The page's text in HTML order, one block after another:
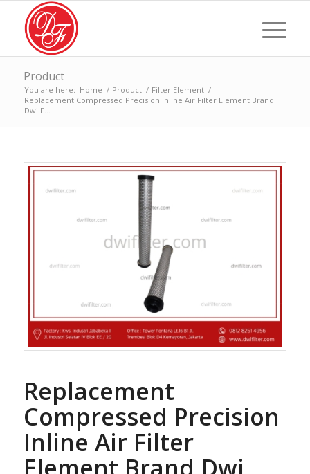
Product
You are here: Home / Product / Filter Element /
Replacement Compressed Precision Inline Air Filter Element Brand
Dwi F...
Replacement
Compressed Precision
Inline Air Filter